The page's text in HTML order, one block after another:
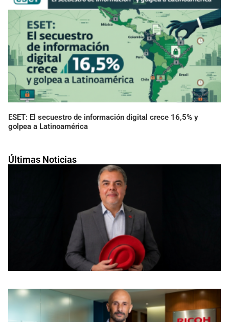
Últimas Noticias
ESET: El secuestro de información digital crece 16,5% y
golpea a Latinoamérica